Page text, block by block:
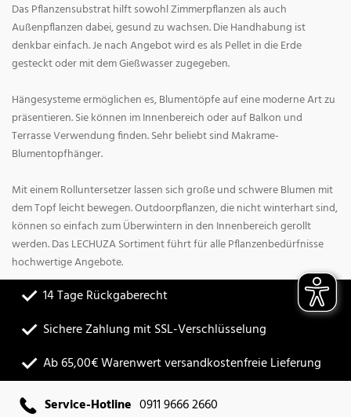
Das Pflanzensubstrat hilft sowohl Zimmerpflanzen als auch
Außenpflanzen dabei, gesund zu wachsen. Die Handhabung ist
denkbar einfach. Je nach Angebot wird es als Pellet in die Erde
gesteckt oder mit dem Gießwasser zugegeben.
Hängesysteme ermöglichen es, Blumentöpfe auf eine moderne Art zu
präsentieren. Sie können im Innenbereich oder auf Balkon und
Terrasse Verwendung finden. Sehr beliebt sind Makrame-
Blumentopfhänger.
Mit einem Rolluntersetzer lassen sich große und schwere Blumen mit
dem Topf leicht bewegen. Outdoorpflanzen, die nicht winterhart sind,
können so einfach zum Überwintern in den Innenbereich gerollt
werden. Das LECHUZA Sortiment führt für alle Pflanzenbedürfnisse
hochwertige Angebote.
14 Tage Rückgaberecht
Sichere Zahlung mit SSL-Verschlüsselung
Ab 65,00€ Warenwert versandkostenfreie Lieferung
Service-Hotline 0911 9666 2660